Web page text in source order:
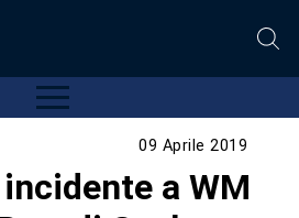
09 Aprile 2019
a WM